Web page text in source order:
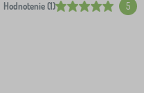
Hodnotenie (1) 5